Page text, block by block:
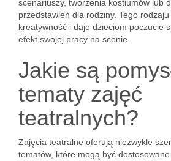
scenariuszy, tworzenia kostiumów lub
przedstawień dla rodziny. Tego
kreatywność i daje dzieciom poczucie
efekt swojej pracy na scenie.
Jakie są
tematy zajęć
teatralnych?
Zajęcia teatralne oferują niezwykle
tematów, które mogą być